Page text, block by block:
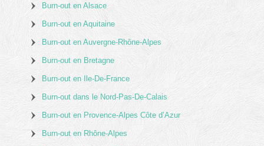
Burn-out en Alsace
Burn-out en Aquitaine
Burn-out en Auvergne-Rhône-Alpes
Burn-out en Bretagne
Burn-out en Ile-De-France
Burn-out dans le Nord-Pas-De-Calais
Burn-out en Provence-Alpes Côte d’Azur
Burn-out en Rhône-Alpes